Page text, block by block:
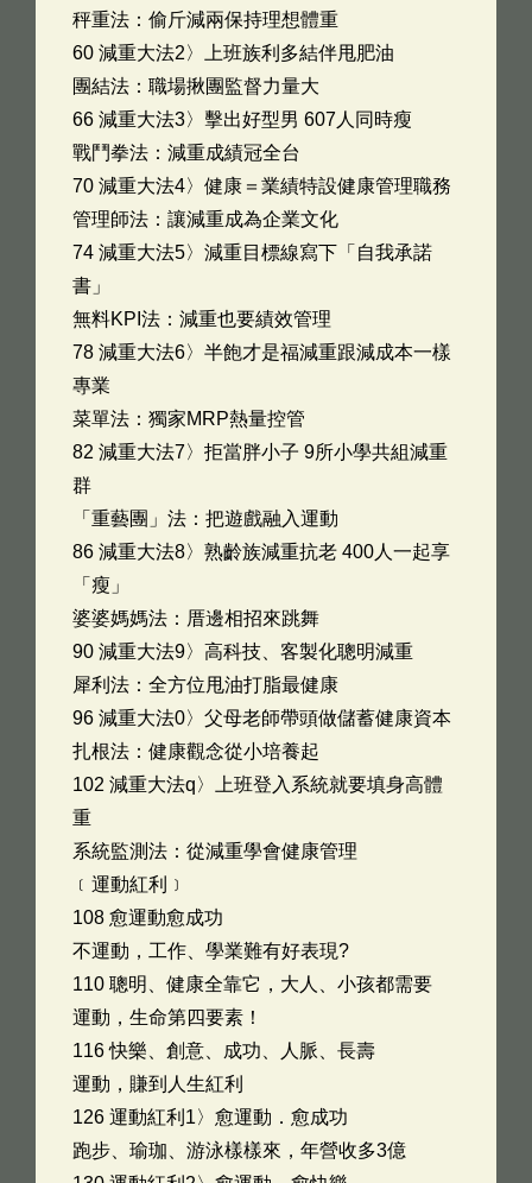
秤重法：偷斤減兩保持理想體重
60 減重大法2〉上班族利多結伴甩肥油
團結法：職場揪團監督力量大
66 減重大法3〉擊出好型男 607人同時瘦
戰鬥拳法：減重成績冠全台
70 減重大法4〉健康＝業績特設健康管理職務
管理師法：讓減重成為企業文化
74 減重大法5〉減重目標線寫下「自我承諾
書」
無料KPI法：減重也要績效管理
78 減重大法6〉半飽才是福減重跟減成本一樣
專業
菜單法：獨家MRP熱量控管
82 減重大法7〉拒當胖小子 9所小學共組減重
群
「重藝團」法：把遊戲融入運動
86 減重大法8〉熟齡族減重抗老 400人一起享
「瘦」
婆婆媽媽法：厝邊相招來跳舞
90 減重大法9〉高科技、客製化聰明減重
犀利法：全方位甩油打脂最健康
96 減重大法0〉父母老師帶頭做儲蓄健康資本
扎根法：健康觀念從小培養起
102 減重大法q〉上班登入系統就要填身高體
重
系統監測法：從減重學會健康管理
﹝運動紅利﹞
108 愈運動愈成功
不運動，工作、學業難有好表現?
110 聰明、健康全靠它，大人、小孩都需要
運動，生命第四要素！
116 快樂、創意、成功、人脈、長壽
運動，賺到人生紅利
126 運動紅利1〉愈運動．愈成功
跑步、瑜珈、游泳樣樣來，年營收多3億